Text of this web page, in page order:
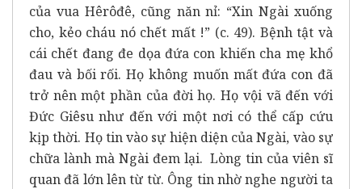
của vua Hêrôđê, cũng năn nỉ: “Xin Ngài xuống
cho, kẻo cháu nó chết mất !” (c. 49). Bệnh tật và
cái chết đang đe dọa đứa con khiến cha mẹ khổ
đau và bối rối. Họ không muốn mất đứa con đã
trở nên một phần của đời họ. Họ vội vã đến với
Đức Giêsu như đến với một nơi có thể cấp cứu
kịp thời. Họ tin vào sự hiện diện của Ngài, vào sự
chữa lành mà Ngài đem lại. Lòng tin của viên sĩ
quan đã lớn lên từ từ. Ông tin nhờ nghe người ta